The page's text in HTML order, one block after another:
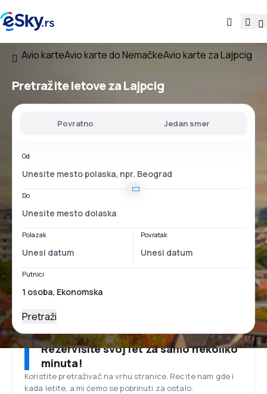
Avio karteAvio karte do NemačkeAvio karte za Lajpcig
Pretražite letove za Lajpcig
Povratno Jedan smer
Od
Do
Polazak Povratak
Putnici
Pretraži
Rezervišite svoj let za samo nekoliko
minuta!
Koristite pretraživač na vrhu stranice. Recite nam gde i
kada letite, a mi ćemo se pobrinuti za ostalo.